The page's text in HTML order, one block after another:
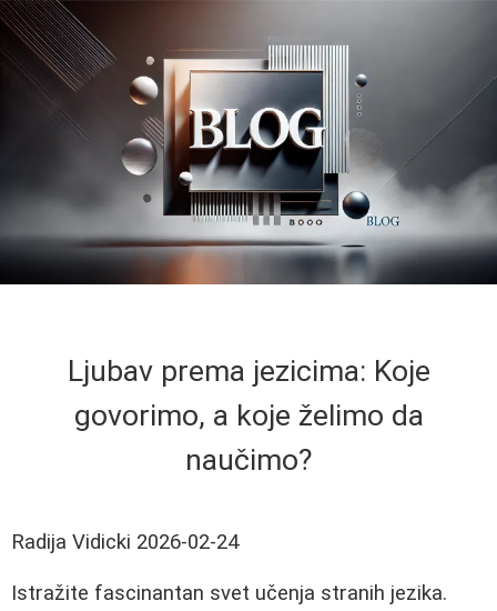
Ljubav prema jezicima: Koje
govorimo, a koje želimo da
naučimo?
Radija Vidicki 2026-02-24
Istražite fascinantan svet učenja stranih jezika.